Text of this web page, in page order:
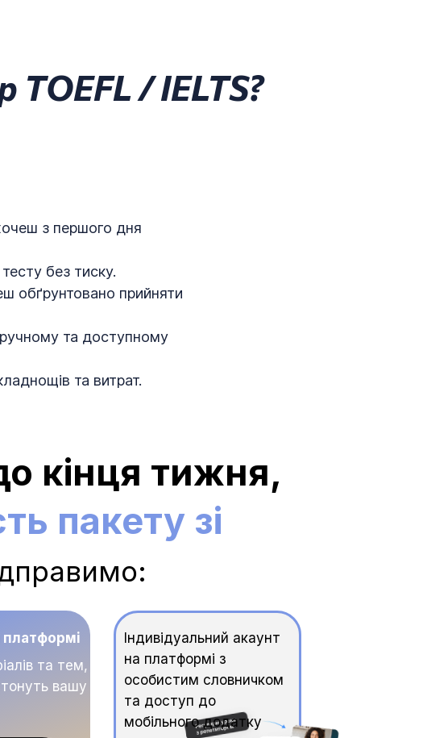
TOEFL / IELTS?
з першого дня
без тиску.
обґрунтовано прийняти
та доступному
та витрат.
кінця тижня,
пакету зі
платформі
та тем,
вашу
Індивідуальний акаунт
на платформі з
особистим словничком
та доступ до
мобільного додатку